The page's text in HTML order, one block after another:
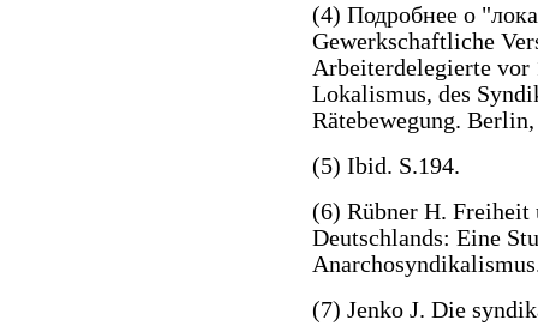
(4) Подробнее о
Gewerkschaftliche
Arbeiterdelegierte vor
Lokalismus, des
Rätebewegung.
(5) Ibid. S.194.
(6) Rübner H.
Deutschlands: Eine
(7) Jenko J. Die